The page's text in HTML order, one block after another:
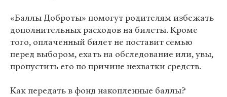
«Баллы Доброты» помогут родителям избежать
дополнительных расходов на билеты. Кроме
того, оплаченный билет не поставит семью
перед выбором, ехать на обследование или, увы,
пропустить его по причине нехватки средств.
Как передать в фонд накопленные баллы?